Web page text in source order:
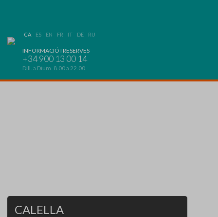
CA ES EN FR IT DE RU
INFORMACIÓ I RESERVES
+34 900 13 00 14
Dill. a Dium. 8.00 a 22.00
CALELLA